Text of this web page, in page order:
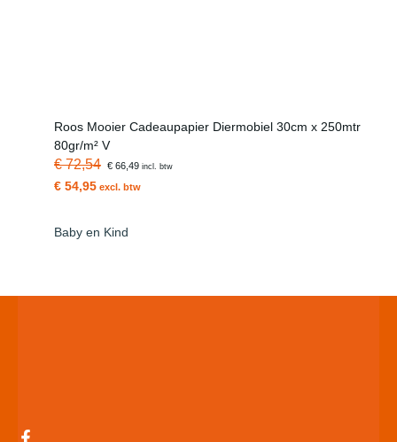
Roos Mooier Cadeaupapier Diermobiel 30cm x 250mtr
80gr/m² V
€ 72,54 € 66,49incl. btw
€ 54,95 excl. btw
Baby en Kind